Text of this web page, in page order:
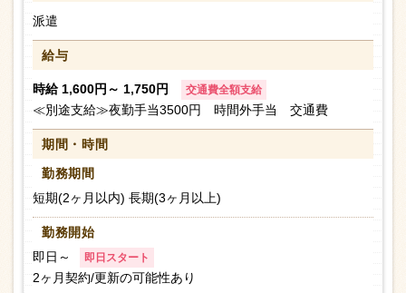
派遣
給与
時給 1,600円～ 1,750円 交通費全額支給
≪別途支給≫夜勤手当3500円 時間外手当 交通費
期間・時間
勤務期間
短期(2ヶ月以内) 長期(3ヶ月以上)
勤務開始
即日～
即日スタート
2ヶ月契約/更新の可能性あり